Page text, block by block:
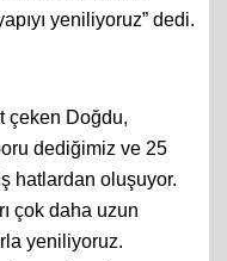
yeniliyoruz” dedi.
çeken Doğdu,
dediğimiz ve 25
hatlardan oluşuyor.
çok daha uzun
yeniliyoruz.